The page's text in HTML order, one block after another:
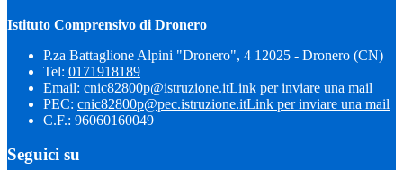
Istituto Comprensivo di Dronero
P.za Battaglione Alpini "Dronero", 4 12025 - Dronero (CN)
Tel: 0171918189
Email: cnic82800p@istruzione.itLink per inviare una mail
PEC: cnic82800p@pec.istruzione.itLink per inviare una mail
C.F.: 96060160049
Seguici su